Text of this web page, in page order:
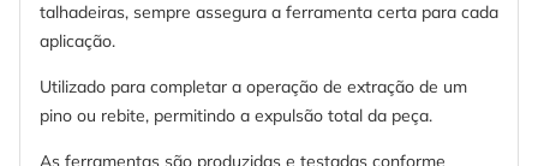
talhadeiras, sempre assegura a ferramenta certa para cada
aplicação.
Utilizado para completar a operação de extração de um
pino ou rebite, permitindo a expulsão total da peça.
As ferramentas são produzidas e testadas conforme